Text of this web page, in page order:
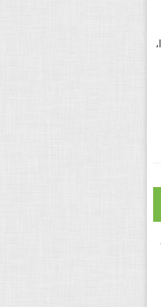
درک نوردهی – همراه با توضیح ISO،